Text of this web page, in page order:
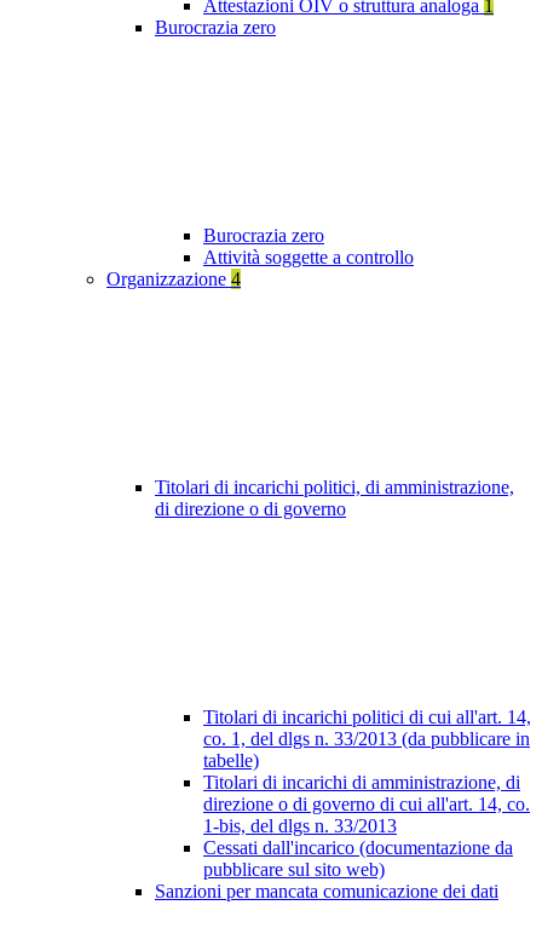
Attestazioni OIV o struttura analoga 1
Burocrazia zero
Burocrazia zero
Attività soggette a controllo
Organizzazione 4
Titolari di incarichi politici, di amministrazione,
di direzione o di governo
Titolari di incarichi politici di cui all'art. 14,
co. 1, del dlgs n. 33/2013 (da pubblicare in
tabelle)
Titolari di incarichi di amministrazione, di
direzione o di governo di cui all'art. 14, co.
1-bis, del dlgs n. 33/2013
Cessati dall'incarico (documentazione da
pubblicare sul sito web)
Sanzioni per mancata comunicazione dei dati